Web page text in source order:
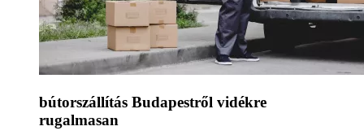
bútorszállítás Budapestről vidékre
rugalmasan